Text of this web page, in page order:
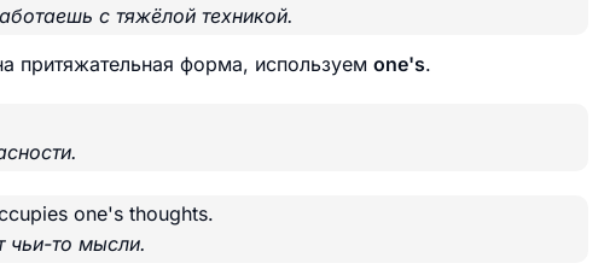
с тяжёлой техникой.
притяжательная форма, используем one's.
one's thoughts.
чьи-то мысли.